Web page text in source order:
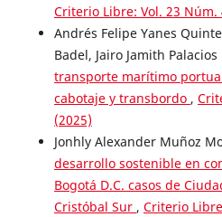
Criterio Libre: Vol. 23 Núm.
Andrés Felipe Yanes
Badel, Jairo Jamith Palacios
transporte marítimo
cabotaje y transbordo ,
(2025)
Jonhly Alexander Muñoz
desarrollo sostenible en
Bogotá D.C. casos de
Cristóbal Sur , Criterio